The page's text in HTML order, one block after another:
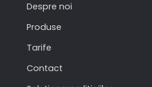
Despre noi
Produse
Tarife
Contact